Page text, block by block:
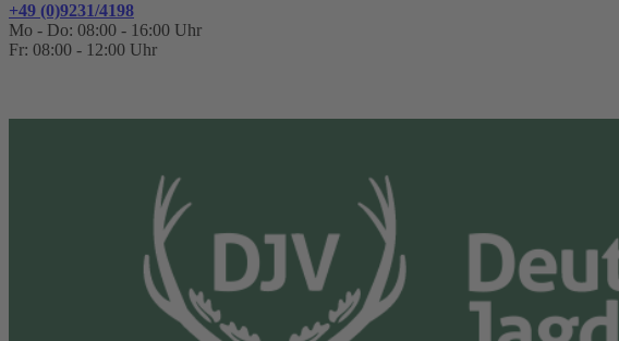
+49 (0)9231/4198
Mo - Do: 08:00 - 16:00 Uhr
Fr: 08:00 - 12:00 Uhr